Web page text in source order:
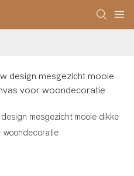
design mesgezicht mooie
voor woondecoratie
mesgezicht mooie dikke
woondecoratie